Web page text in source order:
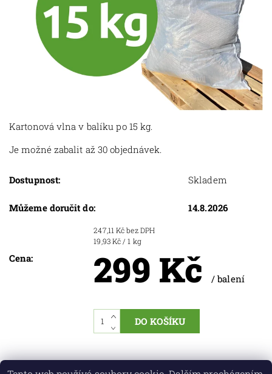
Kartonová vlna v balíku po 15 kg.
Je možné zabalit až 30 objednávek.
Dostupnost: Skladem
Můžeme doručit do: 14.8.2026
Cena:
247,11 Kč bez DPH
19,93 Kč / 1 kg
299 Kč/ balení